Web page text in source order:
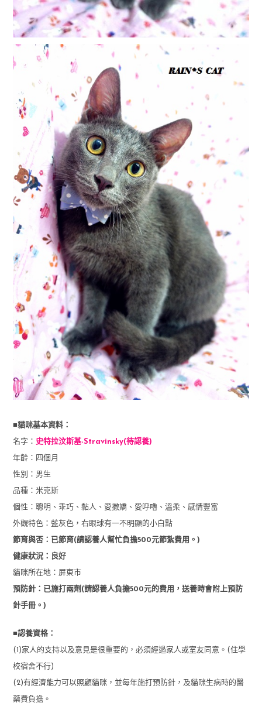
■貓咪基本資料：
名字： 史特拉汶斯基-Stravinsky(待認養)
年齡：四個月
性別：男生
品種：米克斯
個性：聰明、乖巧、黏人、愛撒嬌、愛呼嚕、溫柔、 感情豐富
外觀特色：藍灰色，右眼球有一不明顯的小白點
節育與否：已節育(請認養人幫忙負擔500元節紮費用。)
健康狀況：良好
貓咪所在地：屏東市
預防針：已施打兩劑(請認養人負擔500元的費用，送養時會附上預防
針手冊。)
■認養資格：
(1)家人的支持以及意見是很重要的，必須經過家人或室友同意。(住學
校宿舍不行)
(2)有經濟能力可以照顧貓咪，並每年施打預防針，及貓咪生病時的醫
藥費負擔。